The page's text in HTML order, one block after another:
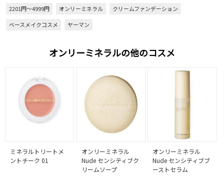
2201円～4999円 オンリーミネラル
クリームファンデーション
ベースメイクコスメ
ヤーマン
オンリーミネラルの他のコスメ
ミネラルトリートメ
ントチーク 01
オンリーミネラル
Nude センシティブク
リームソープ
オンリーミネラル
Nude センシティブブ
ーストセラム